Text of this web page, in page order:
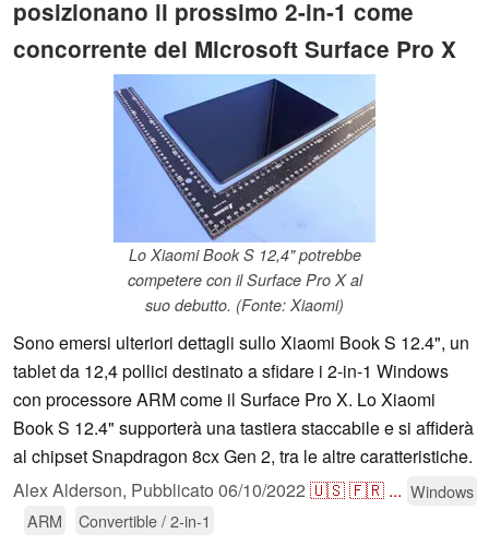
posizionano il prossimo 2-in-1 come
concorrente del Microsoft Surface Pro X
Lo Xiaomi Book S 12,4" potrebbe
competere con il Surface Pro X al
suo debutto. (Fonte: Xiaomi)
Sono emersi ulteriori dettagli sullo Xiaomi Book S 12.4", un
tablet da 12,4 pollici destinato a sfidare i 2-in-1 Windows
con processore ARM come il Surface Pro X. Lo Xiaomi
Book S 12.4" supporterà una tastiera staccabile e si affiderà
al chipset Snapdragon 8cx Gen 2, tra le altre caratteristiche.
Alex Alderson, Pubblicato 06/10/2022 🇺🇸🇫🇷 ... Windows
ARM
Convertible / 2-in-1